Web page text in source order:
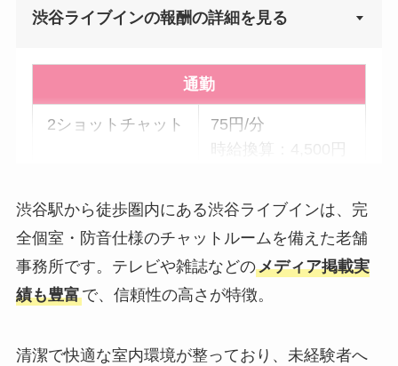
渋谷ライブインの報酬の詳細を見る ▼
通勤
2ショットチャット
75円/分
時給換算：4,500円
時給換算：7,200円
パーティーチャッ
ト
30円/分 × 参加人数
時給換算：1,800円
× 参加人数
渋谷駅から徒歩圏内にある渋谷ライブインは、完
全個室・防音仕様のチャットルームを備えた老舗
事務所です。テレビや雑誌などのメディア掲載実
績も豊富で、信頼性の高さが特徴。
清潔で快適な室内環境が整っており、未経験者へ